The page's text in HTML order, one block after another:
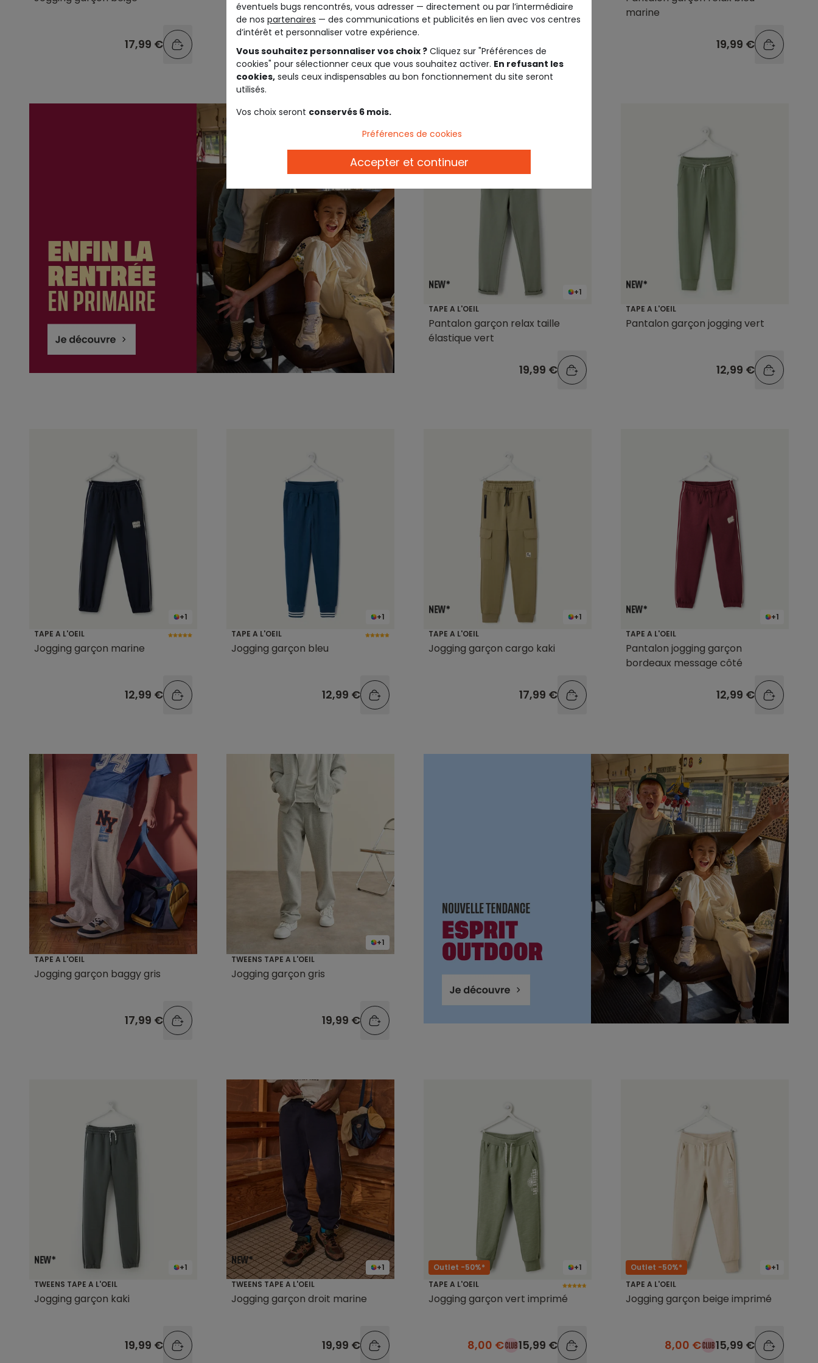
17,99 €
élastiquée
15,99 € 9,99 €
marine
19,99 €
+1
TAPE A L'OEIL
Pantalon garçon relax taille
élastique vert
19,99 €
TAPE A L'OEIL
Pantalon garçon jogging vert
12,99 €
+1
TAPE A L'OEIL
Jogging garçon marine
12,99 €
+1
TAPE A L'OEIL
Jogging garçon bleu
12,99 €
+1
TAPE A L'OEIL
Jogging garçon cargo kaki
17,99 €
+1
TAPE A L'OEIL
Pantalon jogging garçon
bordeaux message côté
12,99 €
TAPE A L'OEIL
Jogging garçon baggy gris
17,99 €
+1
TWEENS TAPE A L'OEIL
Jogging garçon gris
19,99 €
+1
TWEENS TAPE A L'OEIL
Jogging garçon kaki
19,99 €
+1
TWEENS TAPE A L'OEIL
Jogging garçon droit marine
19,99 €
+1
Outlet -50%*
TAPE A L'OEIL
Jogging garçon vert imprimé
8,00 € 15,99 €
+1
Outlet -50%*
TAPE A L'OEIL
Jogging garçon beige imprimé
8,00 € 15,99 €
éventuels bugs rencontrés, vous adresser — directement ou par l’intermédiaire
de nos partenaires — des communications et publicités en lien avec vos centres
d’intérêt et personnaliser votre expérience.
Vous souhaitez personnaliser vos choix ? Cliquez sur "Préférences de
cookies" pour sélectionner ceux que vous souhaitez activer. En refusant les
cookies, seuls ceux indispensables au bon fonctionnement du site seront
utilisés.
Vos choix seront conservés 6 mois.
Préférences de cookies
Accepter et continuer